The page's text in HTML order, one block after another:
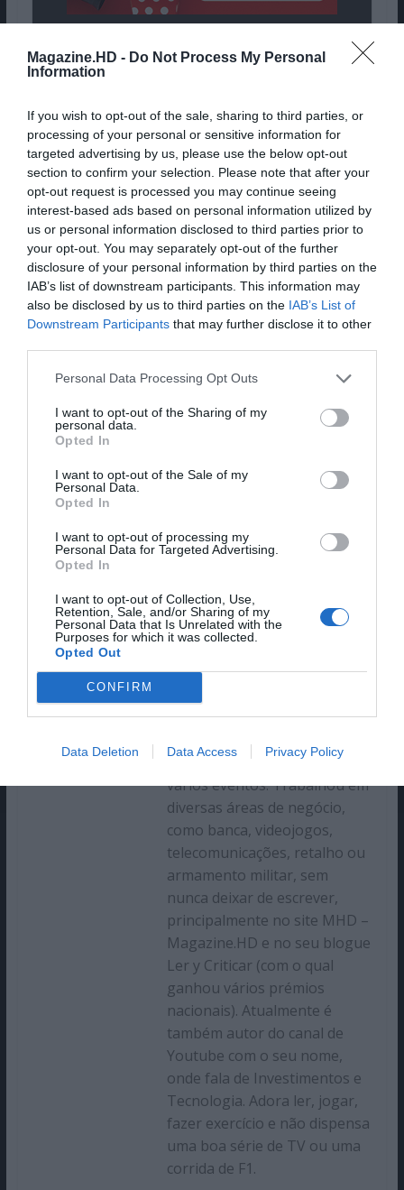
Magazine.HD - Do Not Process My Personal
Information
If you wish to opt-out of the sale, sharing to third parties, or
processing of your personal or sensitive information for
targeted advertising by us, please use the below opt-out
section to confirm your selection. Please note that after your
opt-out request is processed you may continue seeing
interest-based ads based on personal information utilized by
us or personal information disclosed to third parties prior to
your opt-out. You may separately opt-out of the further
disclosure of your personal information by third parties on the
IAB’s list of downstream participants. This information may
also be disclosed by us to third parties on the IAB’s List of
Downstream Participants that may further disclose it to other
Personal Data Processing Opt Outs
I want to opt-out of the Sharing of my
personal data.
Opted In
I want to opt-out of the Sale of my
Personal Data.
Opted In
I want to opt-out of processing my
Personal Data for Targeted Advertising.
Opted In
I want to opt-out of Collection, Use,
Retention, Sale, and/or Sharing of my
Personal Data that Is Unrelated with the
Purposes for which it was collected.
Opted Out
CONFIRM
Data Deletion Data Access Privacy Policy
PLATAFORMA:PlayStation 4
USER REVIEW 5(1
vote)
COMMENTS RATING 1
(1review)
Sempre
Guia de Estreias de Cinema
Luis Pinto
genesis.studio, é especialista
na qual trabalha desde 2005),
estando a gerir vários
projetos e sendo orador em
vários eventos. Trabalhou em
diversas áreas de negócio,
como banca, videojogos,
telecomunicações, retalho ou
armamento militar, sem
nunca deixar de escrever,
principalmente no site MHD –
Magazine.HD e no seu blogue
Ler y Criticar (com o qual
ganhou vários prémios
nacionais). Atualmente é
também autor do canal de
Youtube com o seu nome,
onde fala de Investimentos e
Tecnologia. Adora ler, jogar,
fazer exercício e não dispensa
uma boa série de TV ou uma
corrida de F1.